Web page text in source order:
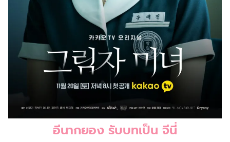
อีนากยอง รับบทเป็น จีนี่